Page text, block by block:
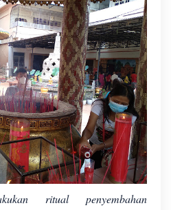
ritual penyembahan